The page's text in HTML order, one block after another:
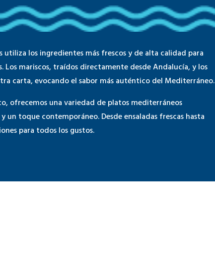
utiliza los ingredientes más frescos y de alta calidad para
Los mariscos, traídos directamente desde Andalucía, y los
carta, evocando el sabor más auténtico del Mediterráneo.
ofrecemos una variedad de platos mediterráneos
un toque contemporáneo. Desde ensaladas frescas hasta
para todos los gustos.